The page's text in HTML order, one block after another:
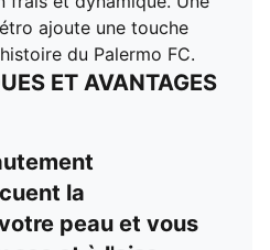
double face
la saison 25/26 des
ajoute une touche
du Palermo FC.
ET AVANTAGES
la
peau et vous